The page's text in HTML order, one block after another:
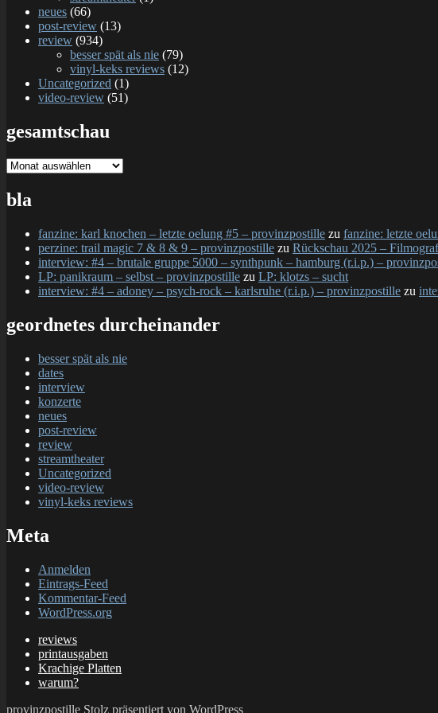
neues (66)
post-review (13)
review (934)
besser spät als nie (79)
vinyl-keks reviews (12)
Uncategorized (1)
video-review (51)
gesamtschau
gesamtschau
bla
fanzine: karl knochen – letzte oelung #5 – provinzpostille zu fanzine: letzte
perzine: trail magic 7 & 8 & 9 – provinzpostille zu Rückschau 2025 –
interview: #4 – brutale gruppe 5000 – synthpunk – hamburg (r.i.p.) –
LP: panikraum – selbst – provinzpostille zu LP: klotzs – sucht
interview: #4 – adoney – psych-rock – karlsruhe (r.i.p.) – provinzpostille zu
geordnetes durcheinander
besser spät als nie
dates
interview
konzerte
neues
post-review
review
streamtheater
Uncategorized
video-review
vinyl-keks reviews
Meta
Anmelden
Eintrags-Feed
Kommentar-Feed
WordPress.org
reviews
printausgaben
Krachige Platten
warum?
provinzpostille Stolz präsentiert von WordPress